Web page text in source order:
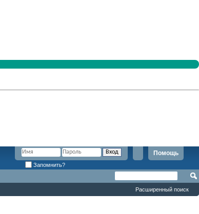
Помощь
Запомнить?
Расширенный поиск